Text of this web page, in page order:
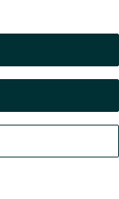
Chat Conta